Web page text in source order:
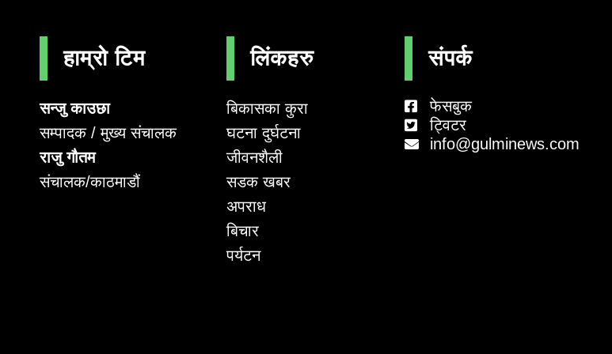
हाम्रो टिम
सन्जु काउछा
सम्पादक / मुख्य संचालक
राजु गौतम
संचालक/काठमाडौं
लिंकहरु
बिकासका कुरा
घटना दुर्घटना
जीवनशैली
सडक खबर
अपराध
बिचार
पर्यटन
संपर्क
फेसबुक
ट्विटर
info@gulminews.com